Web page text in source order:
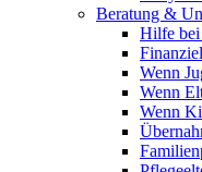
Beratung &
Hilfe bei
Wenn
Wenn
Wenn